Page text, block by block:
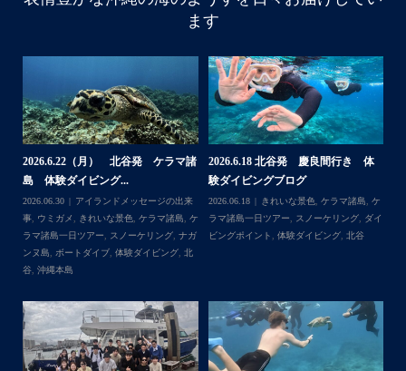
はいさ〜い
今回は家族でご参加頂きました
でも途中からガンガン入ってくれ良かった
大人は全員ダイビング！！！
カメも全員会えてよかった
今回の船はほかの船が行かないところなのでカメが人馴れ
してなくてスグに逃げられる
ホワイトチップも近くまで寄ってきて怖かった
家族の集合写真はいいね
次回は夏！お待ちしてます
...
ます
2026.6.22（月） 北谷発 ケラマ諸
島 体験ダイビング...
2026.06.30
アイランドメッセージの出来
事, ウミガメ きれいな景色 ケラマ諸島
ケ
ラマ諸島一日ツアー
スノーケリング, ナガ
ンヌ島
ボートダイブ, 体験ダイビング, 北
谷, 沖縄本島
2026.6.18 北谷発 慶良間行き 体
験ダイビングブログ
2026.06.18 きれいな景色 ケラマ諸島
ケ
ラマ諸島一日ツアー
スノーケリング,
ダイ
ビングポイント
体験ダイビング, 北谷